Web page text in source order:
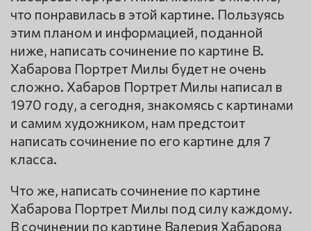
что понравилась в этой картине. Пользуясь
этим планом и информацией, поданной
ниже, написать сочинение по картине В.
Хабарова Портрет Милы будет не очень
сложно. Хабаров Портрет Милы написал в
1970 году, а сегодня, знакомясь с картинами
и самим художником, нам предстоит
написать сочинение по его картине для 7
класса.
Что же, написать сочинение по картине
Хабарова Портрет Милы под силу каждому.
В сочинении по картине Валерия Хабарова